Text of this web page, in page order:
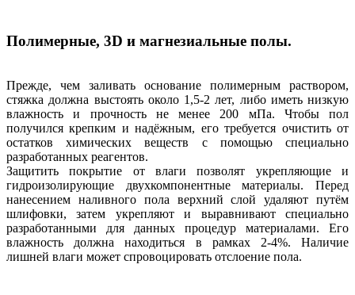
Полимерные, 3D и магнезиальные полы.
Прежде, чем заливать основание полимерным раствором,
стяжка должна выстоять около 1,5-2 лет, либо иметь низкую
влажность и прочность не менее 200 мПа. Чтобы пол
получился крепким и надёжным, его требуется очистить от
остатков химических веществ с помощью специально
разработанных реагентов.
Защитить покрытие от влаги позволят укрепляющие и
гидроизолирующие двухкомпонентные материалы. Перед
нанесением наливного пола верхний слой удаляют путём
шлифовки, затем укрепляют и выравнивают специально
разработанными для данных процедур материалами. Его
влажность должна находиться в рамках 2-4%. Наличие
лишней влаги может спровоцировать отслоение пола.